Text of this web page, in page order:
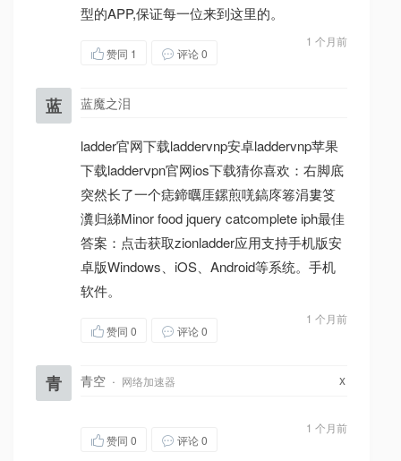
型的APP,保证每一位来到这里的。
1 个月前
赞同 1 评论 0
蓝 蓝魔之泪
ladder官网下载laddervnp安卓laddervnp苹果
下载ladderⅴpn官网ios下载猜你喜欢：右脚底
突然长了一个痣鍗曞厓鏍煎唴鎬庝箞涓婁笅
瀵归綈Minor food jquery catcomplete iph最佳
答案：点击获取zionladder应用支持手机版安
卓版Windows、iOS、Android等系统。手机
软件。
1 个月前
赞同 0 评论 0
青 青空 · 网络加速器 x
1 个月前
赞同 0 评论 0